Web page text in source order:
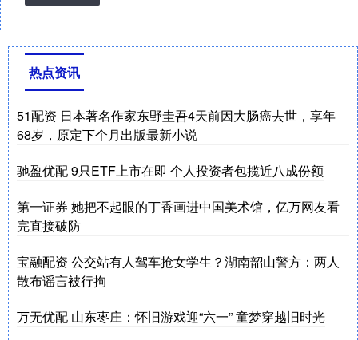
热点资讯
51配资 日本著名作家东野圭吾4天前因大肠癌去世，享年
68岁，原定下个月出版最新小说
驰盈优配 9只ETF上市在即 个人投资者包揽近八成份额
第一证券 她把不起眼的丁香画进中国美术馆，亿万网友看
完直接破防
宝融配资 公交站有人驾车抢女学生？湖南韶山警方：两人
散布谣言被行拘
万无优配 山东枣庄：怀旧游戏迎“六一” 童梦穿越旧时光